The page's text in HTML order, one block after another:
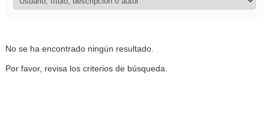
No se ha encontrado ningún resultado.
Por favor, revisa los criterios de búsqueda.